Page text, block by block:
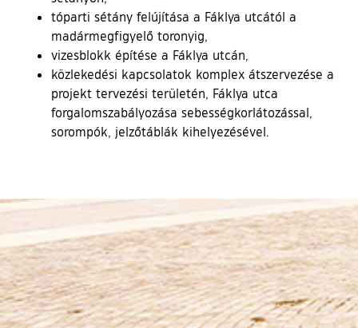
tóparti sétány felújítása a Fáklya utcától a
madármegfigyelő toronyig,
vizesblokk építése a Fáklya utcán,
közlekedési kapcsolatok komplex átszervezése a
projekt tervezési területén, Fáklya utca
forgalomszabályozása sebességkorlátozással,
sorompók, jelzőtáblák kihelyezésével.